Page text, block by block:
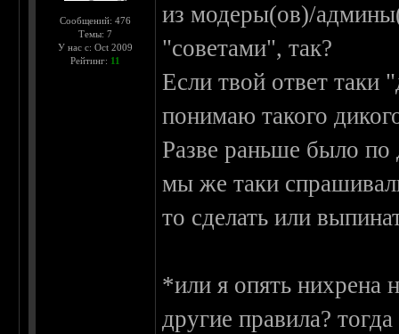
Сообщений: 476
Темы: 7
У нас с: Oct 2009
Рейтинг: 11
из модеры(ов)/
"советами", так?
Если твой ответ таки
понимаю такого
Разве раньше было по
мы же таки
то сделать или
*или я опять нихрена
другие правила?